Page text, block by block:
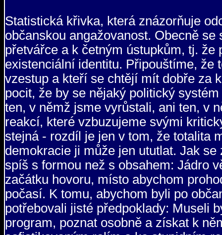
Statistická křivka, která znázorňuje
občanskou angažovanost. Obecně
přetvářce a k četným ústupkům, tj.
existenciální identitu. Připouštíme,
vzestup a kteří se chtějí mít dobře za
pocit, že by se nějaký politický
ten, v němž jsme vyrůstali, ani ten, v
reakcí, které vzbuzujeme svými
stejná - rozdíl je jen v tom, že totalita
demokracie ji může jen ututlat. Jak
spíš s formou než s obsahem: Jádro
začátku hovoru, místo abychom
počasí. K tomu, abychom byli po
potřebovali jisté předpoklady: Museli
program, poznat osobně a získat k